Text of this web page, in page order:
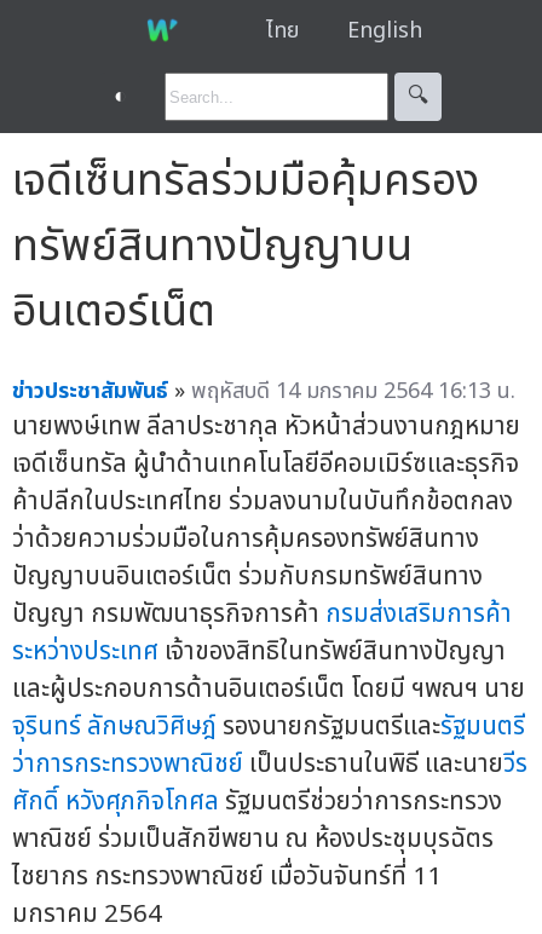
ไทย English
◐ 🔍︎
เจดีเซ็นทรัลร่วมมือคุ้มครอง
ทรัพย์สินทางปัญญาบน
อินเตอร์เน็ต
ข่าวประชาสัมพันธ์ »พฤหัสบดี 14 มกราคม 2564 16:13 น.
นายพงษ์เทพ ลีลาประชากุล หัวหน้าส่วนงานกฎหมาย
เจดีเซ็นทรัล ผู้นำด้านเทคโนโลยีอีคอมเมิร์ซและธุรกิจ
ค้าปลีกในประเทศไทย ร่วมลงนามในบันทึกข้อตกลง
ว่าด้วยความร่วมมือในการคุ้มครองทรัพย์สินทาง
ปัญญาบนอินเตอร์เน็ต ร่วมกับกรมทรัพย์สินทาง
ปัญญา กรมพัฒนาธุรกิจการค้า กรมส่งเสริมการค้า
ระหว่างประเทศ เจ้าของสิทธิในทรัพย์สินทางปัญญา
และผู้ประกอบการด้านอินเตอร์เน็ต โดยมี ฯพณฯ นาย
จุรินทร์ ลักษณวิศิษฎ์ รองนายกรัฐมนตรีและรัฐมนตรี
ว่าการกระทรวงพาณิชย์ เป็นประธานในพิธี และนายวีร
ศักดิ์ หวังศุภกิจโกศล รัฐมนตรีช่วยว่าการกระทรวง
พาณิชย์ ร่วมเป็นสักขีพยาน ณ ห้องประชุมบุรฉัตร
ไชยากร กระทรวงพาณิชย์ เมื่อวันจันทร์ที่ 11
มกราคม 2564